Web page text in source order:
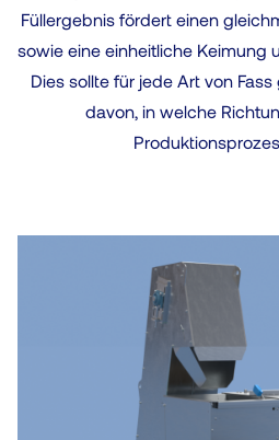
Füllergebnis fördert einen
sowie eine einheitliche Keimung
Dies sollte für jede Art von
davon, in welche